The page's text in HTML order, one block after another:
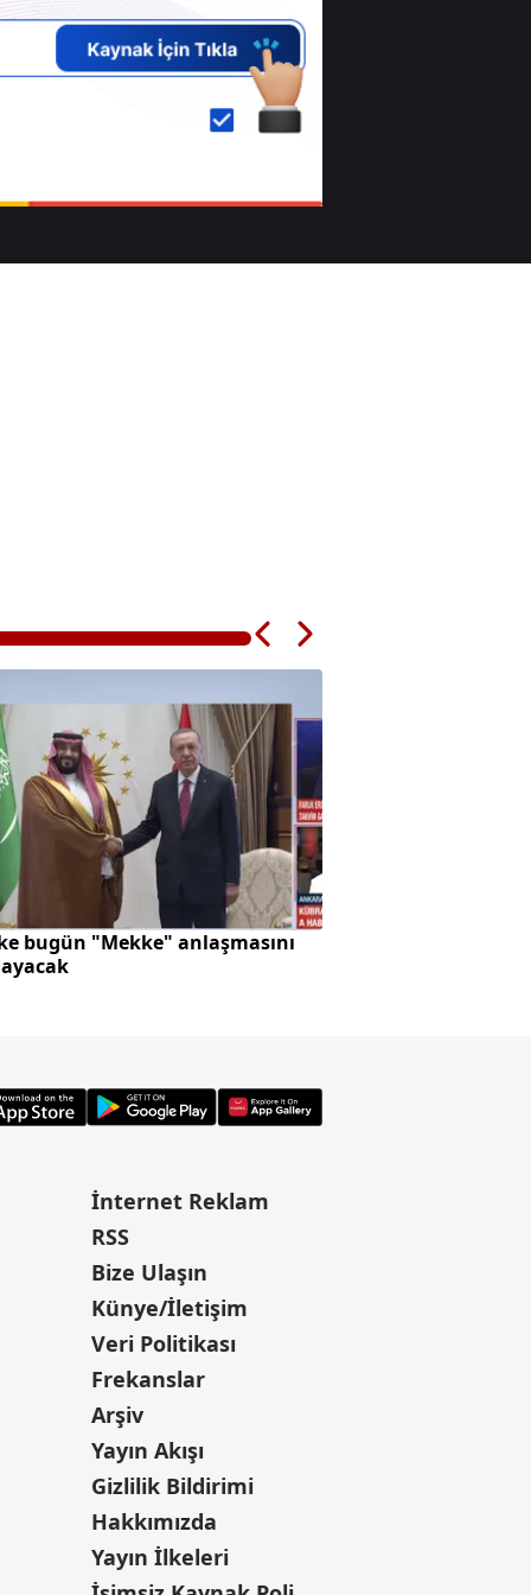
bugün "Mekke" anlaşmasını
İnternet Reklam
RSS
Bize Ulaşın
Künye/İletişim
Veri Politikası
Frekanslar
Arşiv
Yayın Akışı
Gizlilik Bildirimi
Hakkımızda
Yayın İlkeleri